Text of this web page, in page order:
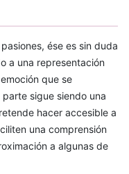
ése es sin duda
a una representación
que se
sigue siendo una
hacer accesible a
una comprensión
a algunas de